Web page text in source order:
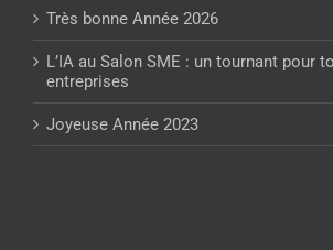
Très bonne Année 2026
L’IA au Salon SME : un tournant pour
entreprises
Joyeuse Année 2023